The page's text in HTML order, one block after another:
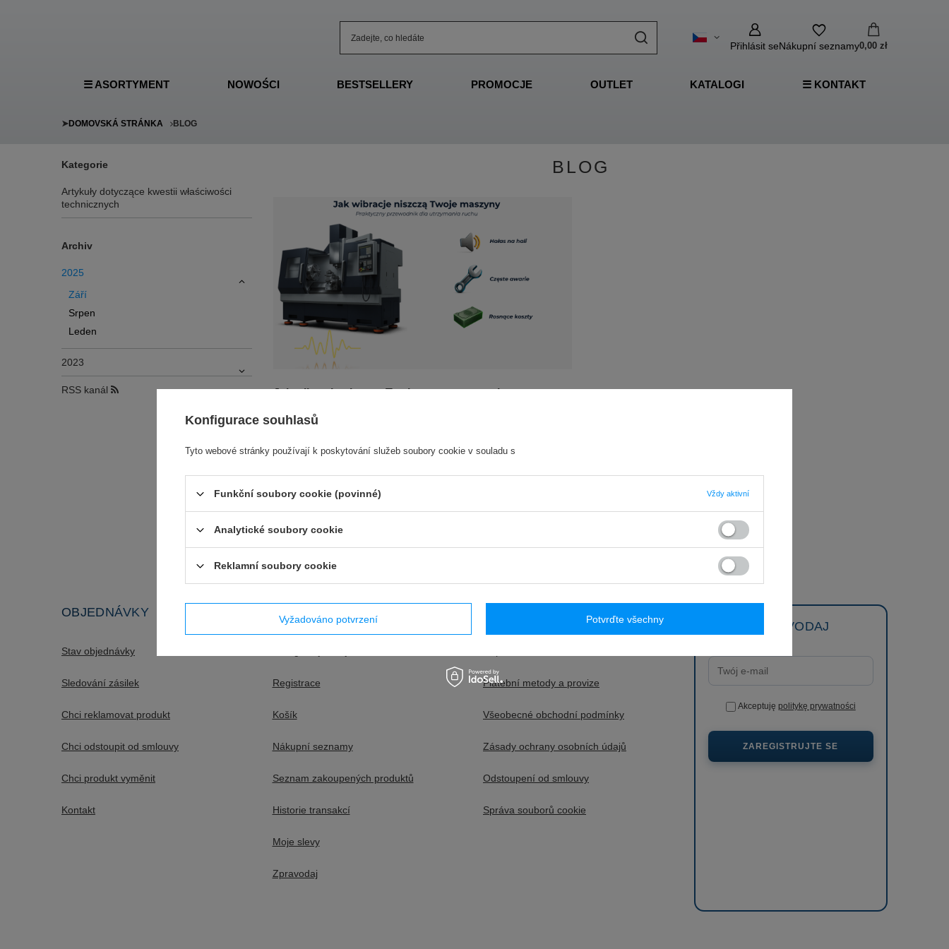
Přihlásit seNákupní seznamy0,00 zł
☰ ASORTYMENT NOWOŚCI BESTSELLERY PROMOCJE OUTLET KATALOGI ☰ KONTAKT
➤DOMOVSKÁ STRÁNKA BLOG
Kategorie
Artykuły dotyczące kwestii właściwości
technicznych
Archiv
2025
Září
Srpen
Leden
2023
RSS kanál
BLOG
Jak wibracje niszczą Twoje maszyny – praktyczny
ale gdy wymykają się spod kontroli – generują hałas,
awariom i kosztownym przestojom.
Přečtěte si více
OBJEDNÁVKY
Stav objednávky
Sledování zásilek
Chci reklamovat produkt
Chci odstoupit od smlouvy
Chci produkt vyměnit
Kontakt
ÚČET
Registrace
Košík
Nákupní seznamy
Seznam zakoupených produktů
Historie transakcí
Moje slevy
Zpravodaj
Platební metody a provize
Všeobecné obchodní podmínky
Zásady ochrany osobních údajů
Odstoupení od smlouvy
Správa souborů cookie
ZPRAVODAJ
Akceptuję politykę prywatności
ZAREGISTRUJTE SE
Konfigurace souhlasů
Tyto webové stránky používají k poskytování služeb soubory cookie v souladu s
Funkční soubory cookie (povinné) Vždy aktivní
Analytické soubory cookie
Reklamní soubory cookie
Vyžadováno potvrzení Potvrďte všechny